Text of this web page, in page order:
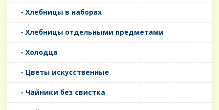
- Хлебницы в наборах
- Хлебницы отдельными предметами
- Холодца
- Цветы искусственные
- Чайники без свистка